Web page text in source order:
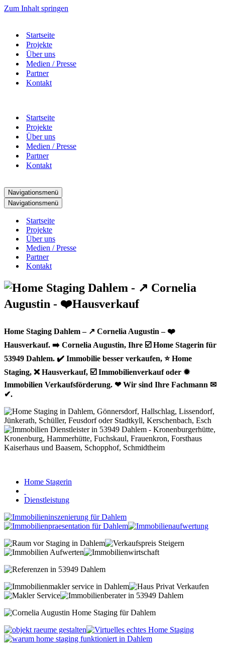
Zum Inhalt springen
Startseite
Projekte
Über uns
Medien / Presse
Partner
Kontakt
Startseite
Projekte
Über uns
Medien / Presse
Partner
Kontakt
Navigationsmenü
Navigationsmenü
Startseite
Projekte
Über uns
Medien / Presse
Partner
Kontakt
Home Staging Dahlem – ↗️ Cornelia Augustin – ❤️
Hausverkauf. ➡️ Cornelia Augustin, Ihre ☑️ Home Stagerin für
53949 Dahlem. ✔️ Immobilie besser verkaufen, ⭐ Home
Staging, ❌ Hausverkauf, ☑️ Immobilienverkauf oder ✹
Immobilien Verkaufsförderung. ❤ Wir sind Ihre Fachmann ✉
✔.
Home Stagerin
Dienstleistung